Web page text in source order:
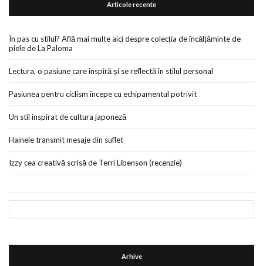
Articole recente
În pas cu stilul? Află mai multe aici despre colecția de încălțăminte de
piele de La Paloma
Lectura, o pasiune care inspiră și se reflectă în stilul personal
Pasiunea pentru ciclism începe cu echipamentul potrivit
Un stil inspirat de cultura japoneză
Hainele transmit mesaje din suflet
Izzy cea creativă scrisă de Terri Libenson (recenzie)
Arhive